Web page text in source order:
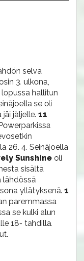
selvä
3. ulkona,
hallitun
se oli
jäljelle. 11
26. 4. Seinäjoella
Sunshine oli
sisältä
lähdössä
yllätyksenä. 1
paremmassa
se kulki alun
18- tahdilla.